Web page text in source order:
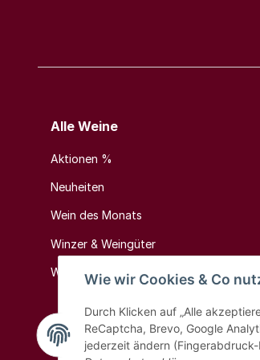
Wie wir Cookies & Co
Durch Klicken auf „Alle
ReCaptcha, Brevo, Google
jederzeit ändern
Alle Weine
Aktionen %
Neuheiten
Wein des Monats
Winzer & Weingüter
Weinländer & Weinregionen